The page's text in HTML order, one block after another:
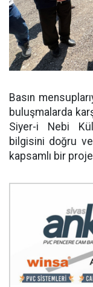
Basın
buluşmalarda
Siyer-i Nebi
bilgisini doğru
kapsamlı bir